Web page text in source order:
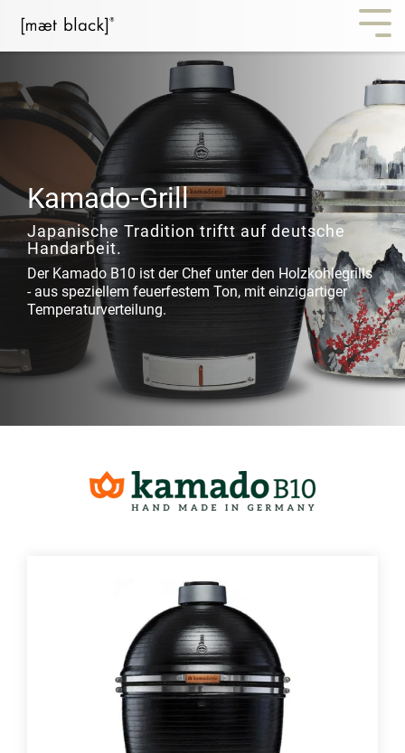
Kamado-Grill
Japanische Tradition triftt auf deutsche
Handarbeit.
Der Kamado B10 ist der Chef unter den Holzkohlegrills
- aus speziellem feuerfestem Ton, mit einzigartiger
Temperaturverteilung.